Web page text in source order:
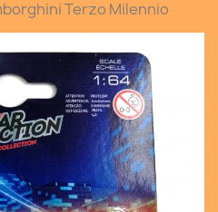
Terzo Milennio